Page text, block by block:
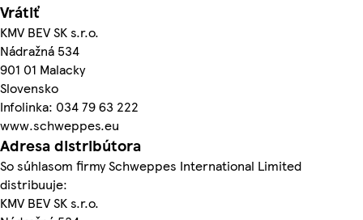
Vrátiť
KMV BEV SK s.r.o.
Nádražná 534
901 01 Malacky
Slovensko
Infolinka: 034 79 63 222
www.schweppes.eu
Adresa distribútora
So súhlasom firmy Schweppes International Limited
distribuuje:
KMV BEV SK s.r.o.